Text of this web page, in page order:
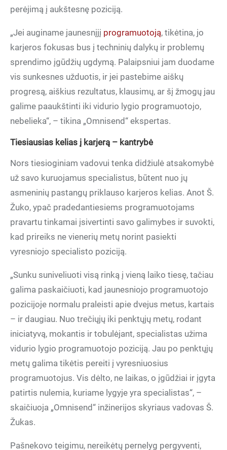
perėjimą į aukštesnę poziciją.
„Jei auginame jaunesnįjį programuotoją, tikėtina, jo
karjeros fokusas bus į techninių dalykų ir problemų
sprendimo įgūdžių ugdymą. Palaipsniui jam duodame
vis sunkesnes užduotis, ir jei pastebime aiškų
progresą, aiškius rezultatus, klausimų, ar šį žmogų jau
galime paaukštinti iki vidurio lygio programuotojo,
nebelieka“, – tikina „Omnisend“ ekspertas.
Tiesiausias kelias į karjerą – kantrybė
Nors tiesioginiam vadovui tenka didžiulė atsakomybė
už savo kuruojamus specialistus, būtent nuo jų
asmeninių pastangų priklauso karjeros kelias. Anot Š.
Žuko, ypač pradedantiesiems programuotojams
pravartu tinkamai įsivertinti savo galimybes ir suvokti,
kad prireiks ne vienerių metų norint pasiekti
vyresniojo specialisto poziciją.
„Sunku suniveliuoti visą rinką į vieną laiko tiesę, tačiau
galima paskaičiuoti, kad jaunesniojo programuotojo
pozicijoje normalu praleisti apie dvejus metus, kartais
– ir daugiau. Nuo trečiųjų iki penktųjų metų, rodant
iniciatyvą, mokantis ir tobulėjant, specialistas užima
vidurio lygio programuotojo poziciją. Jau po penktųjų
metų galima tikėtis pereiti į vyresniuosius
programuotojus. Vis dėlto, ne laikas, o įgūdžiai ir įgyta
patirtis nulemia, kuriame lygyje yra specialistas“, –
skaičiuoja „Omnisend“ inžinerijos skyriaus vadovas Š.
Žukas.
Pašnekovo teigimu, nereikėtų pernelyg pergyventi,